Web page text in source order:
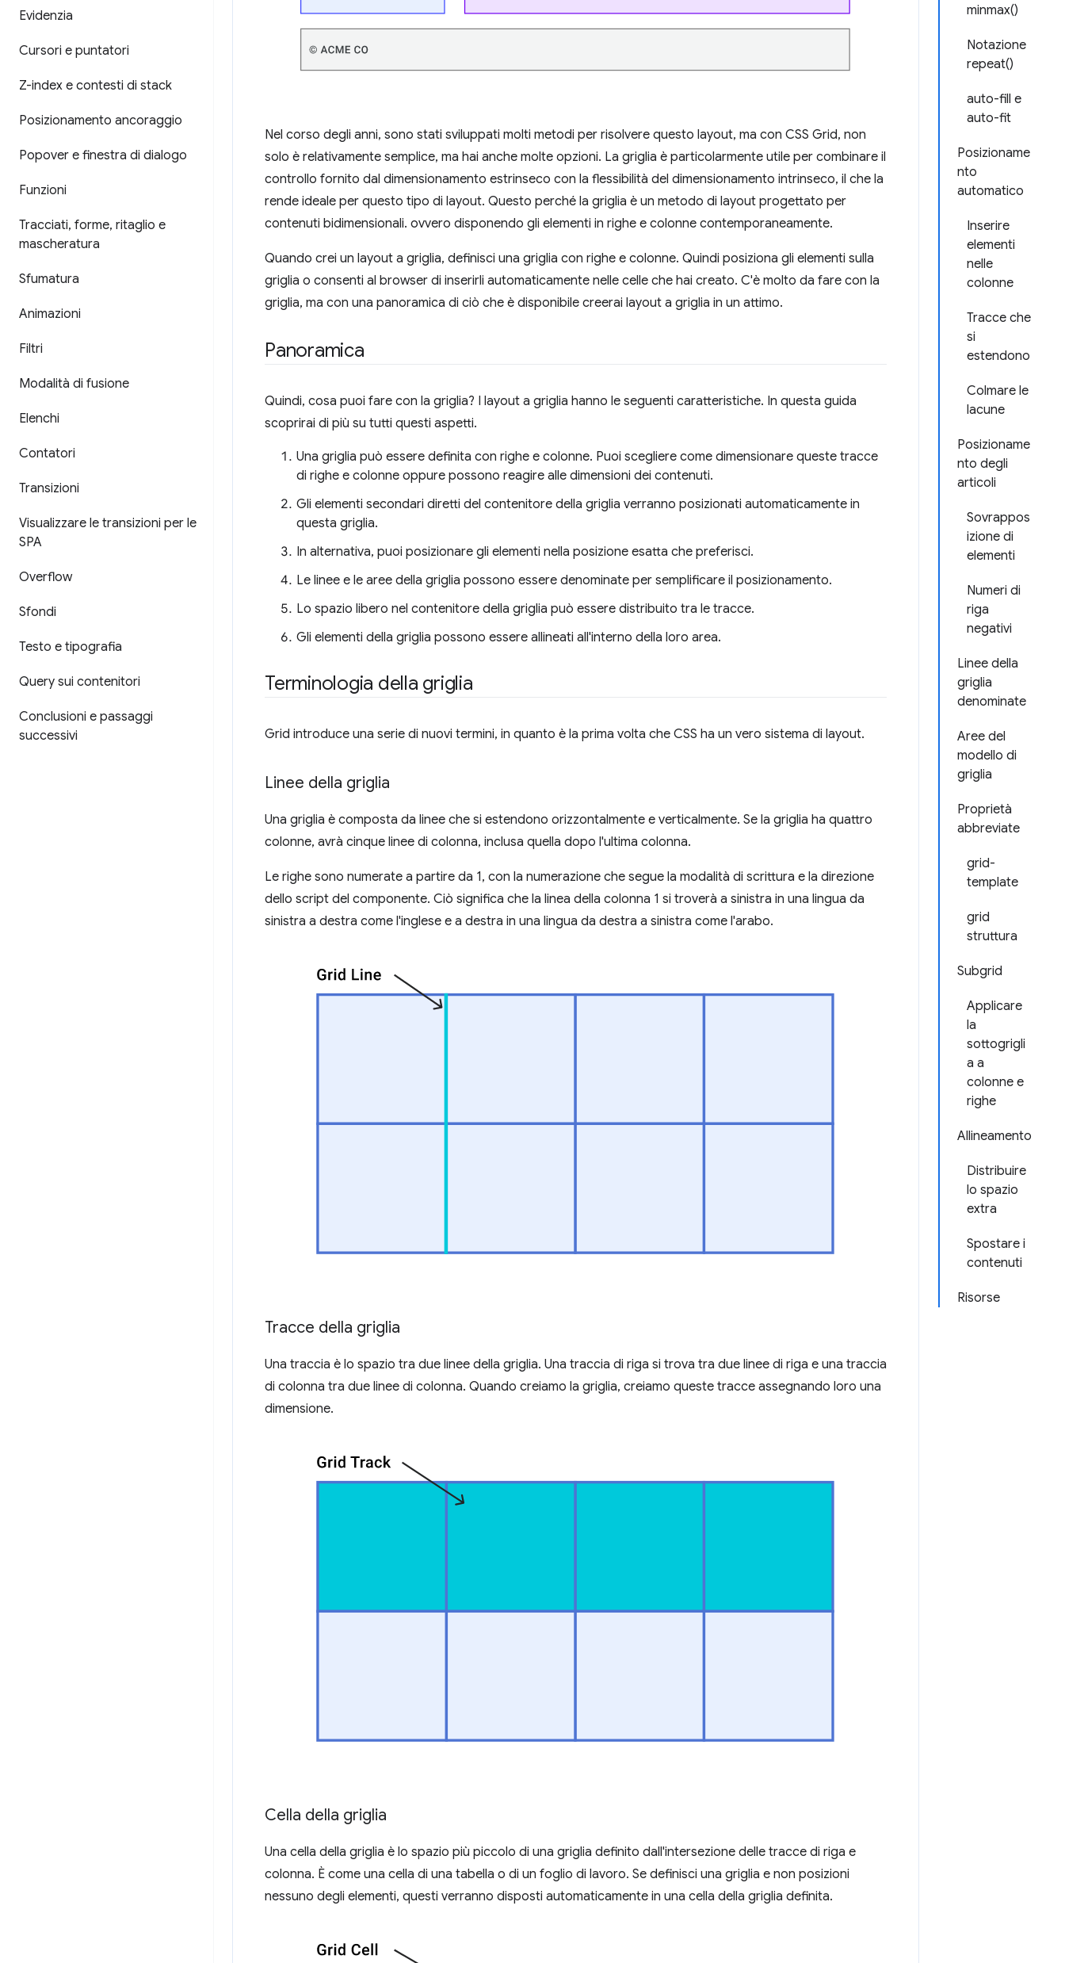
Evidenzia
Cursori e puntatori
Z-index e contesti di stack
Posizionamento ancoraggio
Popover e finestra di dialogo
Funzioni
Tracciati, forme, ritaglio e
mascheratura
Sfumatura
Animazioni
Filtri
Modalità di fusione
Elenchi
Contatori
Transizioni
Visualizzare le transizioni per le
SPA
Overflow
Sfondi
Testo e tipografia
Query sui contenitori
Conclusioni e passaggi
successivi
minmax()
Notazione
repeat()
auto-fill e
auto-fit
Posizioname
nto
automatico
Inserire
elementi
nelle
colonne
Tracce che
si
estendono
Colmare le
lacune
Posizioname
nto degli
articoli
Sovrappos
izione di
elementi
Numeri di
riga
negativi
Linee della
griglia
denominate
Aree del
modello di
griglia
Proprietà
abbreviate
grid-
template
grid
struttura
Subgrid
Applicare
la
sottogrigli
a a
colonne e
righe
Allineamento
Distribuire
lo spazio
extra
Spostare i
contenuti
Risorse
Nel corso degli anni, sono stati sviluppati molti metodi per risolvere questo layout, ma con CSS Grid, non
solo è relativamente semplice, ma hai anche molte opzioni. La griglia è particolarmente utile per combinare il
controllo fornito dal dimensionamento estrinseco con la flessibilità del dimensionamento intrinseco, il che la
rende ideale per questo tipo di layout. Questo perché la griglia è un metodo di layout progettato per
contenuti bidimensionali. ovvero disponendo gli elementi in righe e colonne contemporaneamente.
Quando crei un layout a griglia, definisci una griglia con righe e colonne. Quindi posiziona gli elementi sulla
griglia o consenti al browser di inserirli automaticamente nelle celle che hai creato. C'è molto da fare con la
griglia, ma con una panoramica di ciò che è disponibile creerai layout a griglia in un attimo.
Panoramica
Quindi, cosa puoi fare con la griglia? I layout a griglia hanno le seguenti caratteristiche. In questa guida
scoprirai di più su tutti questi aspetti.
Una griglia può essere definita con righe e colonne. Puoi scegliere come dimensionare queste tracce
di righe e colonne oppure possono reagire alle dimensioni dei contenuti.
Gli elementi secondari diretti del contenitore della griglia verranno posizionati automaticamente in
questa griglia.
In alternativa, puoi posizionare gli elementi nella posizione esatta che preferisci.
Le linee e le aree della griglia possono essere denominate per semplificare il posizionamento.
Lo spazio libero nel contenitore della griglia può essere distribuito tra le tracce.
Gli elementi della griglia possono essere allineati all'interno della loro area.
Terminologia della griglia
Grid introduce una serie di nuovi termini, in quanto è la prima volta che CSS ha un vero sistema di layout.
Linee della griglia
Una griglia è composta da linee che si estendono orizzontalmente e verticalmente. Se la griglia ha quattro
colonne, avrà cinque linee di colonna, inclusa quella dopo l'ultima colonna.
Le righe sono numerate a partire da 1, con la numerazione che segue la modalità di scrittura e la direzione
dello script del componente. Ciò significa che la linea della colonna 1 si troverà a sinistra in una lingua da
sinistra a destra come l'inglese e a destra in una lingua da destra a sinistra come l'arabo.
Tracce della griglia
Una traccia è lo spazio tra due linee della griglia. Una traccia di riga si trova tra due linee di riga e una traccia
di colonna tra due linee di colonna. Quando creiamo la griglia, creiamo queste tracce assegnando loro una
dimensione.
Cella della griglia
Una cella della griglia è lo spazio più piccolo di una griglia definito dall'intersezione delle tracce di riga e
colonna. È come una cella di una tabella o di un foglio di lavoro. Se definisci una griglia e non posizioni
nessuno degli elementi, questi verranno disposti automaticamente in una cella della griglia definita.